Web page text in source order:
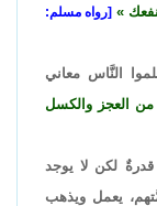
[رواه مسلم:
النَّاس معاني
من العجز والكسل
لكن لا يوجد
يعمل ويذهب